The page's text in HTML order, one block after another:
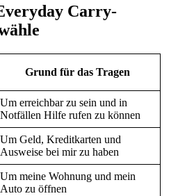
Carry-
Grund für das Tragen
Um erreichbar zu sein und in
Notfällen Hilfe rufen zu können
Um Geld, Kreditkarten und
Ausweise bei mir zu haben
Um meine Wohnung und mein
Auto zu öffnen